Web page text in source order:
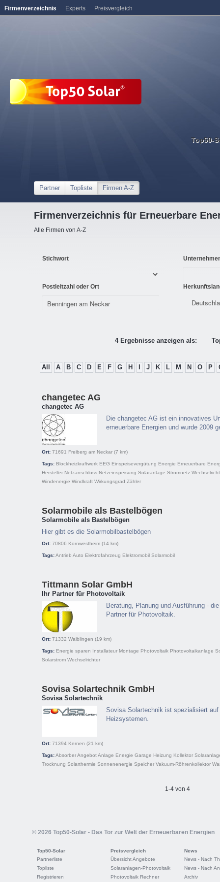
Top50-
Partner Topliste Firmen A-Z
Firmenverzeichnis für Erneuerbare
Alle Firmen von A-Z
Stichwort
Postleitzahl oder Ort
4 Ergebnisse anzeigen als:
All A B C D E F G H J K L M N O P
changetec AG
changetec AG
Die changetec AG ist ein innovatives
erneuerbare Energien und wurde 2009
Ort: 71691 Freiberg am Neckar (7 km)
Tags: Blockheizkraftwerk EEG Einspeisevergütung Energie Erneuerbare
Hersteller Netzanschluss Netzeinspeisung Solaranlage Stromnetz
Windenergie Windkraft Wirkungsgrad Zähler
Solarmobile als Bastelbögen
Solarmobile als Bastelbögen
Hier gibt es die Solarmobilbastelbögen
Ort: 70806 Kornwestheim (14 km)
Tags:Antrieb Auto Elektrofahrzeug Elektromobil Solarmobil
Tittmann Solar GmbH
Ihr Partner für Photovoltaik
Beratung, Planung und Ausführung -
Partner für Photovoltaik.
Ort: 71332 Waiblingen (19 km)
Tags: Energie sparen Installateur Montage Photovoltaik Photovoltaikanlage
Solarstrom Wechselrichter
Sovisa Solartechnik GmbH
Sovisa Solartechnik
Sovisa Solartechnik ist spezialisiert auf
Heizsystemen.
Ort: 71394 Kernen (21 km)
Tags:AbsorberAngebotAnlage Energie Garage Heizung Kollektor
Trocknung Solarthermie Sonnenenergie Speicher Vakuum-Röhrenkollektor
1-4 von 4
© 2026 Top50-Solar - Das Tor zur Welt der Erneuerbaren Energien
Top50-Solar
Partnerliste
Topliste
Registrieren
Preisvergleich
Übersicht Angebote
Solaranlagen-Photovoltaik
Photovoltaik Rechner
News
News - Nach
News - Nach
Archiv
Firmenverzeichnis Experts Preisvergleich